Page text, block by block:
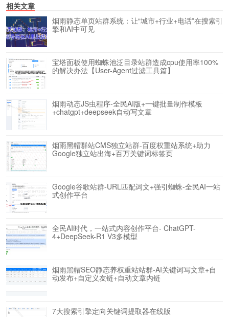
相关文章
烟雨静态单页站群系统：让“城市+行业+电话”在搜索引
擎和AI中可见
宝塔面板使用蜘蛛池泛目录站群造成cpu使用率100%
的解决办法【User-Agent过滤工具篇】
烟雨动态JS虫程序-全民AI版+一键批量制作模板
+chatgpt+deepseek自动写文章
烟雨黑帽群站CMS独立站群-百度权重站系统+助力
Google独立站出海+百万关键词标签页
Google谷歌站群-URL匹配词文+强引蜘蛛-全民AI一站
式创作平台
全民AI时代，一站式内容创作平台- ChatGPT-
4+DeepSeek-R1 V3多模型
烟雨黑帽SEO静态养权重站站群-AI关键词写文章+自
动发布+自定义友链+自动文章内链
7大搜索引擎定向关键词提取器在线版